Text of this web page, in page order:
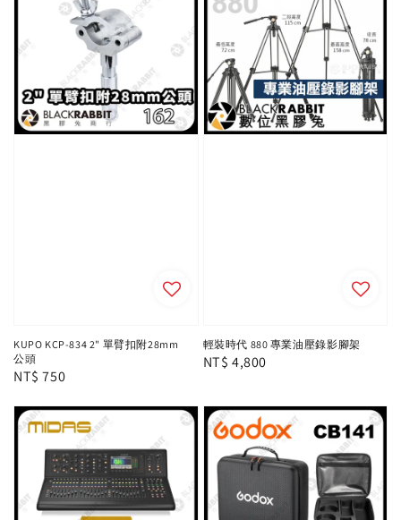
KUPO KCP-834 2" 單臂扣附28mm
公頭
Regular
NT$ 750
輕裝時代 880 專業油壓錄影腳架
Regular
NT$ 4,800